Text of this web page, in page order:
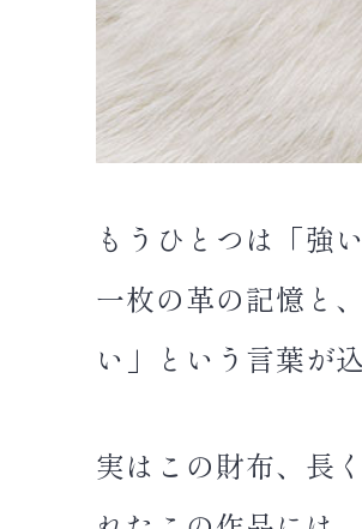
もうひとつは「強
一枚の革の記憶と
い」という言葉が
実はこの財布、長